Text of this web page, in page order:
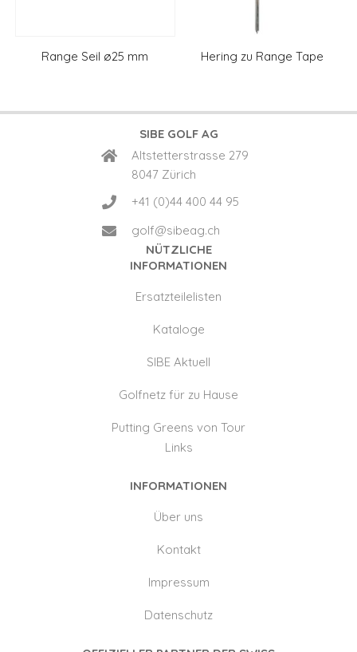
Range Seil ø25 mm Hering zu Range Tape
SIBE GOLF AG
Altstetterstrasse 279
8047 Zürich
+41 (0)44 400 44 95
golf@sibeag.ch
NÜTZLICHE
INFORMATIONEN
Ersatzteilelisten
Kataloge
SIBE Aktuell
Golfnetz für zu Hause
Putting Greens von Tour
Links
INFORMATIONEN
Über uns
Kontakt
Impressum
Datenschutz